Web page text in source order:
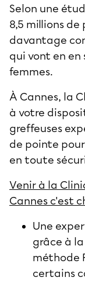
Selon une
8,5 millions de
davantage
qui vont en en
femmes.
À Cannes, la
à votre
greffeuses
de pointe
en toute
Venir à la
Cannes c'est
Une
grâce à
méthode
certains